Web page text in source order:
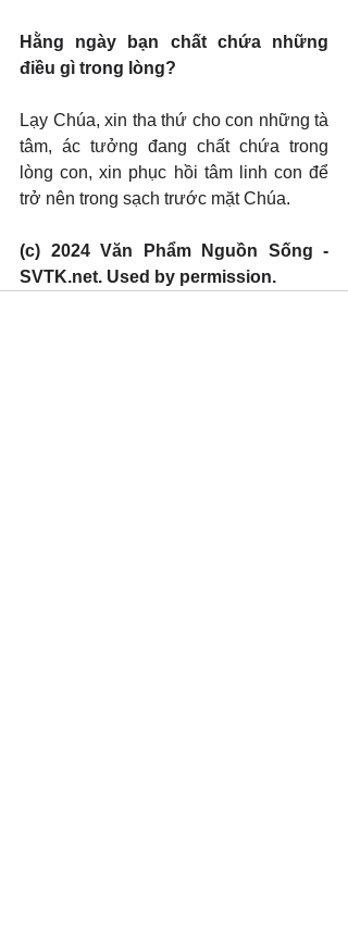
Hằng ngày bạn chất chứa những
điều gì trong lòng?
Lạy Chúa, xin tha thứ cho con những tà
tâm, ác tưởng đang chất chứa trong
lòng con, xin phục hồi tâm linh con để
trở nên trong sạch trước mặt Chúa.
(c) 2024 Văn Phẩm Nguồn Sống -
SVTK.net. Used by permission.